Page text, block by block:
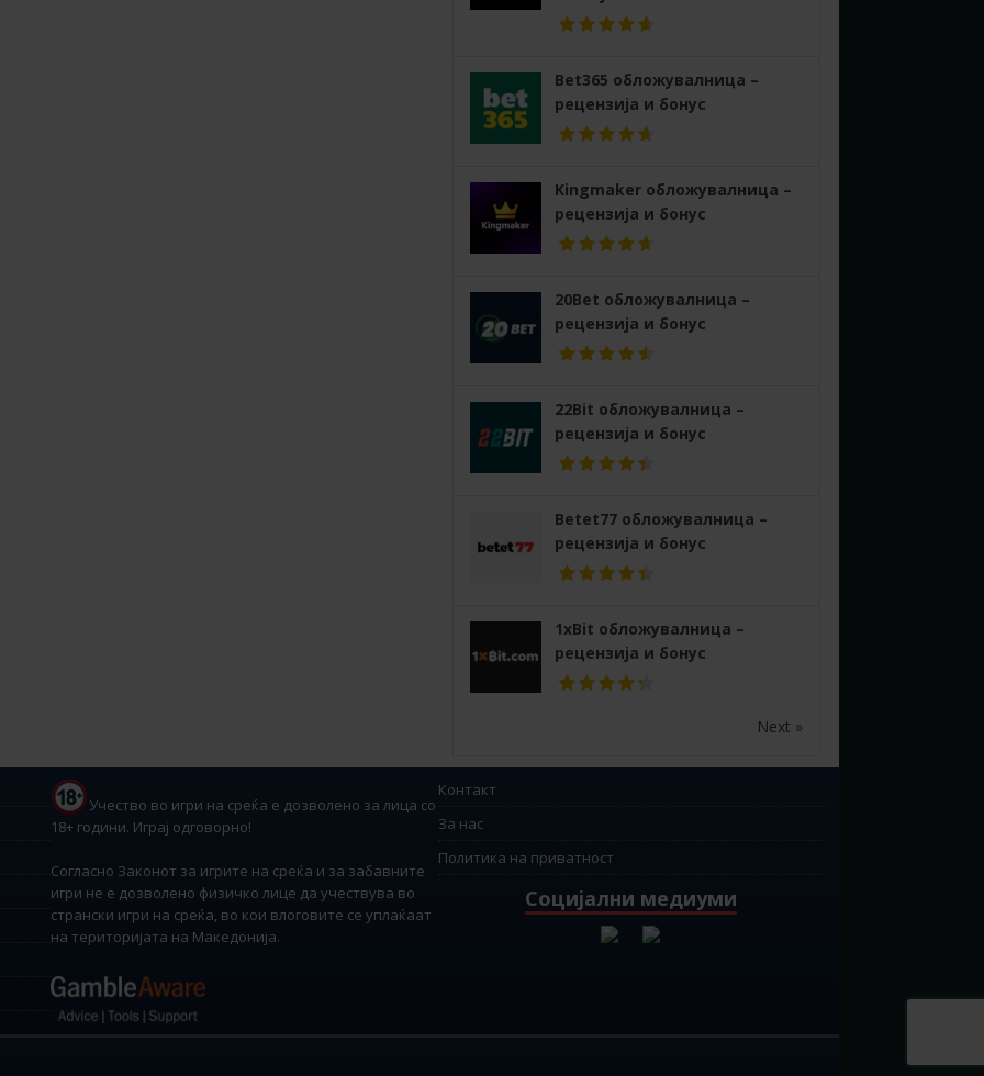
Bet365 обложувалница –
рецензија и бонус
Kingmaker обложувалница –
рецензија и бонус
20Bet обложувалница –
рецензија и бонус
22Bit обложувалница –
рецензија и бонус
Betet77 обложувалница –
рецензија и бонус
1xBit обложувалница –
рецензија и бонус
Next »
Учество во игри на среќа е дозволено за лица со
18+ години. Играј одговорно!
Согласно Законот за игрите на среќа и за забавните
игри не е дозволено физичко лице да учествува во
странски игри на среќа, во кои влоговите се уплаќаат
на територијата на Македонија.
Контакт
За нас
Политика на приватност
Социјални медиуми